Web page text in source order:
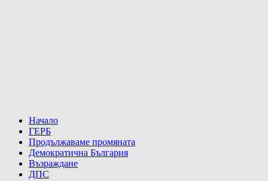
Начало
ГЕРБ
Продължаваме промяната
Демократична България
Възраждане
ДПС